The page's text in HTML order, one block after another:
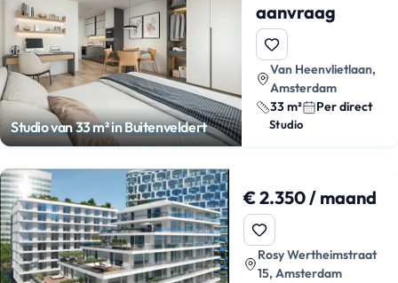
Studio van 33 m² in Buitenveldert
aanvraag
Van Heenvlietlaan,
Amsterdam
33 m²
Per direct
Studio
€ 2.350 / maand
Rosy Wertheimstraat
15, Amsterdam